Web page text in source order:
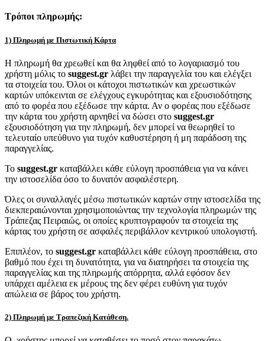
Τρόποι πληρωμής:
1) Πληρωμή με Πιστωτική Κάρτα
Η πληρωμή θα χρεωθεί και θα ληφθεί από το λογαριασμό του
χρήστη μόλις το suggest.gr λάβει την παραγγελία του και ελέγξει
τα στοιχεία του. Όλοι οι κάτοχοι πιστωτικών και χρεωστικών
καρτών υπόκεινται σε ελέγχους εγκυρότητας και εξουσιοδότησης
από το φορέα που εξέδωσε την κάρτα. Αν ο φορέας που εξέδωσε
την κάρτα του χρήστη αρνηθεί να δώσει στο suggest.gr
εξουσιοδότηση για την πληρωμή, δεν μπορεί να θεωρηθεί το
τελευταίο υπεύθυνο για τυχόν καθυστέρηση ή μη παράδοση της
παραγγελίας.
Το suggest.gr καταβάλλει κάθε εύλογη προσπάθεια για να κάνει
την ιστοσελίδα όσο το δυνατόν ασφαλέστερη.
Όλες οι συναλλαγές μέσω πιστωτικών καρτών στην ιστοσελίδα της
διεκπεραιώνονται χρησιμοποιώντας την τεχνολογία πληρωμών της
Τράπεζας Πειραιώς, οι οποίες κρυπτογραφούν τα στοιχεία της
κάρτας του χρήστη σε ασφαλές περιβάλλον κεντρικού υπολογιστή.
Επιπλέον, το suggest.gr καταβάλλει κάθε εύλογη προσπάθεια, στο
βαθμό που έχει τη δυνατότητα, για να διατηρήσει τα στοιχεία της
παραγγελίας και της πληρωμής απόρρητα, αλλά εφόσον δεν
υπάρχει αμέλεια εκ μέρους της δεν φέρει ευθύνη για τυχόν
απώλεια σε βάρος του χρήστη.
2) Πληρωμή με Τραπεζική Κατάθεση.